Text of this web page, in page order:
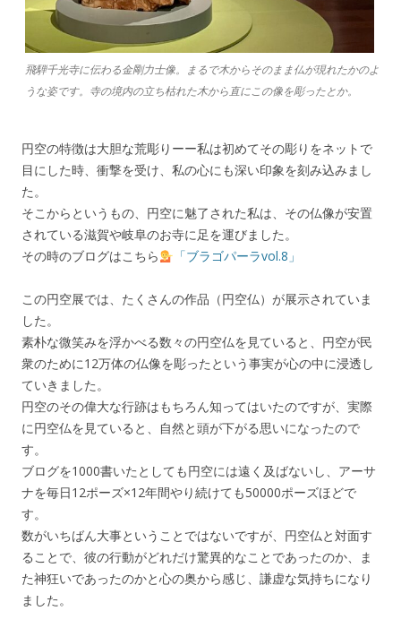
飛騨千光寺に伝わる金剛力士像。まるで木からそのまま仏が現れたかのよ
うな姿です。寺の境内の立ち枯れた木から直にこの像を彫ったとか。
円空の特徴は大胆な荒彫りーー私は初めてその彫りをネットで
目にした時、衝撃を受け、私の心にも深い印象を刻み込みまし
た。
そこからというもの、円空に魅了された私は、その仏像が安置
されている滋賀や岐阜のお寺に足を運びました。
その時のブログはこちら
「ブラゴパーラvol.8」
この円空展では、たくさんの作品（円空仏）が展示されていま
した。
素朴な微笑みを浮かべる数々の円空仏を見ていると、円空が民
衆のために12万体の仏像を彫ったという事実が心の中に浸透し
ていきました。
円空のその偉大な行跡はもちろん知ってはいたのですが、実際
に円空仏を見ていると、自然と頭が下がる思いになったので
す。
ブログを1000書いたとしても円空には遠く及ばないし、アーサ
ナを毎日12ポーズ×12年間やり続けても50000ポーズほどで
す。
数がいちばん大事ということではないですが、円空仏と対面す
ることで、彼の行動がどれだけ驚異的なことであったのか、ま
た神狂いであったのかと心の奥から感じ、謙虚な気持ちになり
ました。